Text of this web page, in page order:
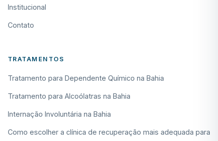
Institucional
Contato
TRATAMENTOS
Tratamento para Dependente Químico na Bahia
Tratamento para Alcoólatras na Bahia
Internação Involuntária na Bahia
Como escolher a clínica de recuperação mais adequada para